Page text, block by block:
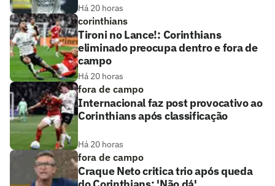
Há 20 horas
corinthians
Tironi no Lance!: Corinthians
eliminado preocupa dentro e fora de
campo
Há 20 horas
fora de campo
Internacional faz post provocativo ao
Corinthians após classificação
Há 20 horas
fora de campo
Craque Neto critica trio após queda